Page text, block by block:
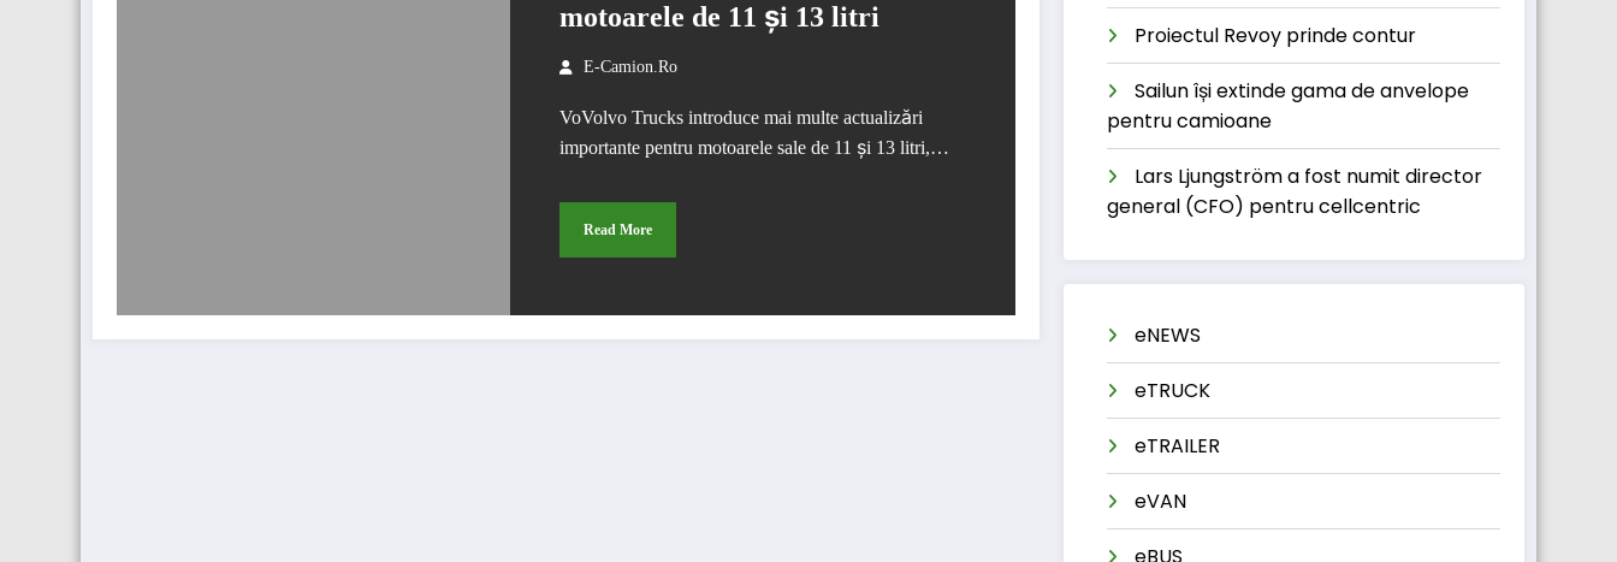
motoarele de 11 și 13 litri
E-Camion.ro
VoVolvo Trucks introduce mai multe actualizări
importante pentru motoarele sale de 11 și 13 litri,…
Read More
Proiectul Revoy prinde contur
Sailun își extinde gama de anvelope
pentru camioane
Lars Ljungström a fost numit director
general (CFO) pentru cellcentric
eNEWS
eTRUCK
eTRAILER
eVAN
eBUS